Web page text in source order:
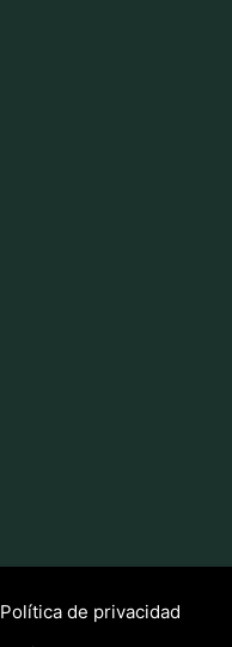
Política de privacidad